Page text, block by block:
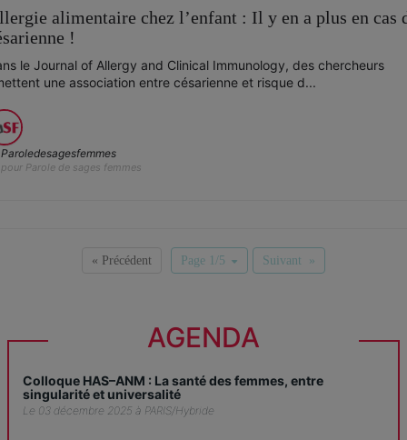
alimentaire chez l’enfant : Il y en a plus en cas
!
le Journal of Allergy and Clinical Immunology, des chercheurs
une association entre césarienne et risque d...
Paroledesagesfemmes
pour Parole de sages femmes
« Précédent Page 1/5 Suivant »
AGENDA
Colloque HAS–ANM : La santé des femmes, entre
singularité et universalité
Le 03 décembre 2025 à PARIS/Hybride